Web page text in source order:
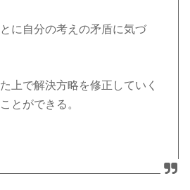
に自分の考えの矛盾に気づ
上で解決方略を修正していく
とができる。